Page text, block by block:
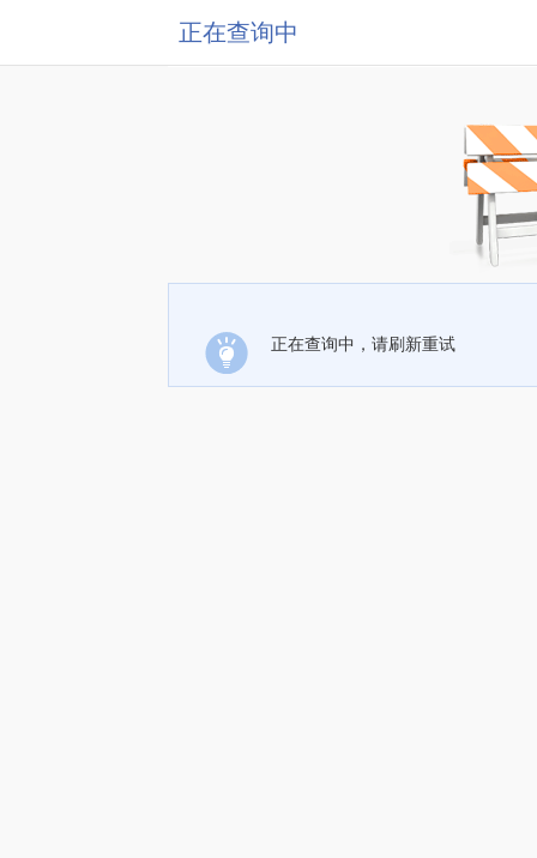
正在查询中
正在查询中，请刷新重试